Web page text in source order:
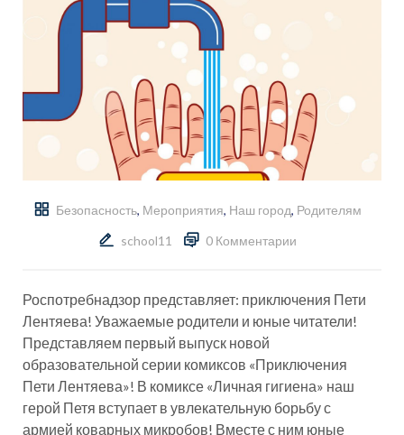
Безопасность, Мероприятия, Наш город, Родителям
school11
0 Комментарии
Роспотребнадзор представляет: приключения Пети
Лентяева! Уважаемые родители и юные читатели!
Представляем первый выпуск новой
образовательной серии комиксов «Приключения
Пети Лентяева»! В комиксе «Личная гигиена» наш
герой Петя вступает в увлекательную борьбу с
армией коварных микробов! Вместе с ним юные